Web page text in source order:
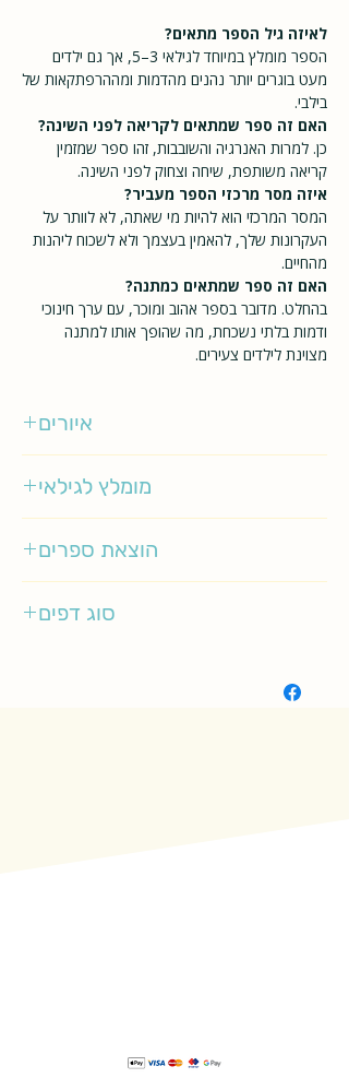
לאיזה גיל הספר מתאים?
הספר מומלץ במיוחד לגילאי 3–5, אך גם ילדים
מעט בוגרים יותר נהנים מהדמות ומההרפתקאות של
בילבי.
האם זה ספר שמתאים לקריאה לפני השינה?
כן. למרות האנרגיה והשובבות, זהו ספר שמזמין
קריאה משותפת, שיחה וצחוק לפני השינה.
איזה מסר מרכזי הספר מעביר?
המסר המרכזי הוא להיות מי שאתה, לא לוותר על
העקרונות שלך, להאמין בעצמך ולא לשכוח ליהנות
מהחיים.
האם זה ספר שמתאים כמתנה?
בהחלט. מדובר בספר אהוב ומוכר, עם ערך חינוכי
ודמות בלתי נשכחת, מה שהופך אותו למתנה
מצוינת לילדים צעירים.
איורים
מומלץ לגילאי
הוצאת ספרים
סוג דפים